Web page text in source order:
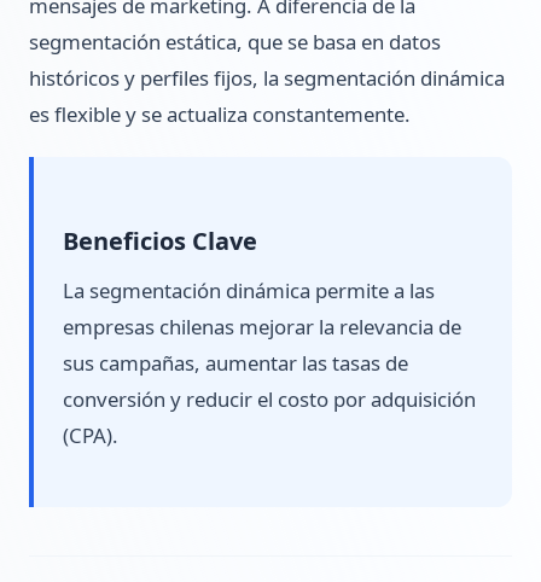
segmentación estática, que se basa en datos
históricos y perfiles fijos, la segmentación dinámica
es flexible y se actualiza constantemente.
Beneficios Clave
La segmentación dinámica permite a las
empresas chilenas mejorar la relevancia de
sus campañas, aumentar las tasas de
conversión y reducir el costo por adquisición
(CPA).